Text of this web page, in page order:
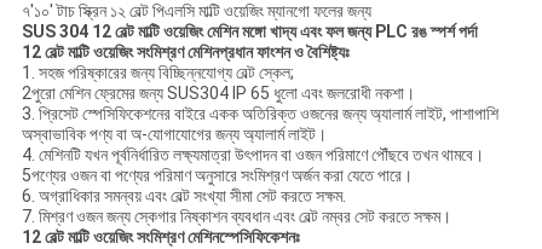
৭'১০' টাচ স্ক্রিন ১২ বেল্ট পিএলসি মাল্টি ওয়েজিং ম্যানগো ফলের জন্য
SUS 304 12 বেল্ট মাল্টি ওয়েজিং মেশিন মঙ্গো খাদ্য এবং ফল জন্য PLC রঙ স্পর্শ পর্দা
12 বেল্ট মাল্টি ওয়েজিং সংমিশ্রণ মেশিনপ্রধান ফাংশন ও বৈশিষ্ট্যঃ
1. সহজ পরিষ্কারের জন্য বিচ্ছিন্নযোগ্য বেল্ট স্কেল;
2পুরো মেশিন ফ্রেমের জন্য SUS304 IP 65 ধুলো এবং জলরোধী নকশা।
3. প্রিসেট স্পেসিফিকেশনের বাইরে একক অতিরিক্ত ওজনের জন্য অ্যালার্ম লাইট, পাশাপাশি
অস্বাভাবিক পণ্য বা অ-যোগাযোগের জন্য অ্যালার্ম লাইট।
4. মেশিনটি যখন পূর্বনির্ধারিত লক্ষ্যমাত্রা উৎপাদন বা ওজন পরিমাণে পৌঁছবে তখন থামবে।
5পণ্যের ওজন বা পণ্যের পরিমাণ অনুসারে সংমিশ্রণ অর্জন করা যেতে পারে।
6. অগ্রাধিকার সমন্বয় এবং বেল্ট সংখ্যা সীমা সেট করতে সক্ষম.
7. মিশ্রণ ওজন জন্য স্কেগার নিষ্কাশন ব্যবধান এবং বেল্ট নম্বর সেট করতে সক্ষম।
12 বেল্ট মাল্টি ওয়েজিং সংমিশ্রণ মেশিনস্পেসিফিকেশনঃ